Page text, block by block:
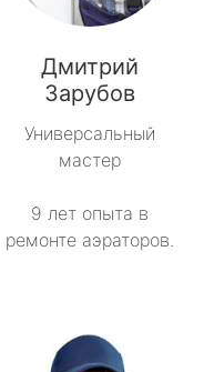
Дмитрий
Зарубов
Универсальный
мастер
9 лет опыта в
ремонте аэраторов.